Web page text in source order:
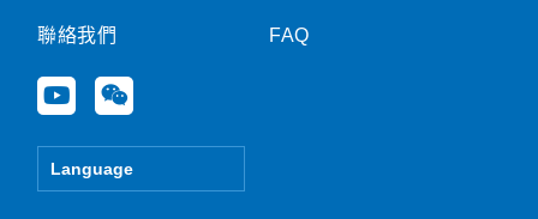
聯絡我們
Y
o
u
W
e
i
Language
FAQ